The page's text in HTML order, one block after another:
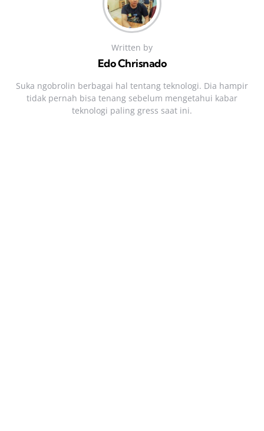
Written by
Edo Chrisnado
Suka ngobrolin berbagai hal tentang teknologi. Dia hampir
tidak pernah bisa tenang sebelum mengetahui kabar
teknologi paling gress saat ini.